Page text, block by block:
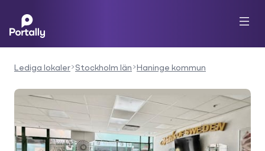
Lediga lokaler Stockholm län Haninge kommun